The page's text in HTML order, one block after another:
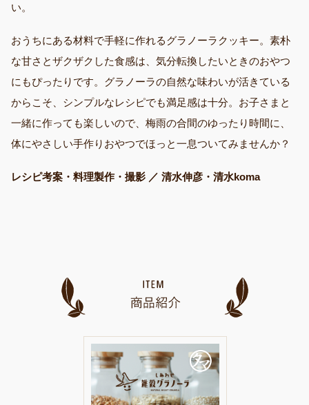
い。
おうちにある材料で手軽に作れるグラノーラクッキー。素朴
な甘さとザクザクした食感は、気分転換したいときのおやつ
にもぴったりです。グラノーラの自然な味わいが活きている
からこそ、シンプルなレシピでも満足感は十分。お子さまと
一緒に作っても楽しいので、梅雨の合間のゆったり時間に、
体にやさしい手作りおやつでほっと一息ついてみませんか？
レシピ考案・料理製作・撮影 ／ 清水伸彦・清水koma